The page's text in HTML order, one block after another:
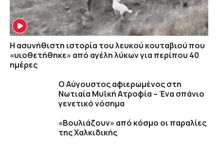
Η ασυνήθιστη ιστορία του λευκού κουταβιού που
«υιοθετήθηκε» από αγέλη λύκων για περίπου 40
ημέρες
Ο Αύγουστος αφιερωμένος στη
Νωτιαία Μυϊκή Ατροφία – Ένα σπάνιο
γενετικό νόσημα
«Βουλιάζουν» από κόσμο οι παραλίες
της Χαλκιδικής